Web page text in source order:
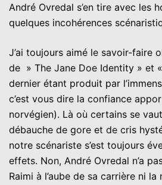
André Ovredal s’en tire avec les
quelques incohérences
J’ai toujours aimé le savoir-faire
de » The Jane Doe Identity » et
dernier étant produit par
c’est vous dire la confiance
norvégien). Là où certains se
débauche de gore et de cris
notre scénariste s’est toujours
effets. Non, André Ovredal n’a
Raimi à l’aube de sa carrière ni